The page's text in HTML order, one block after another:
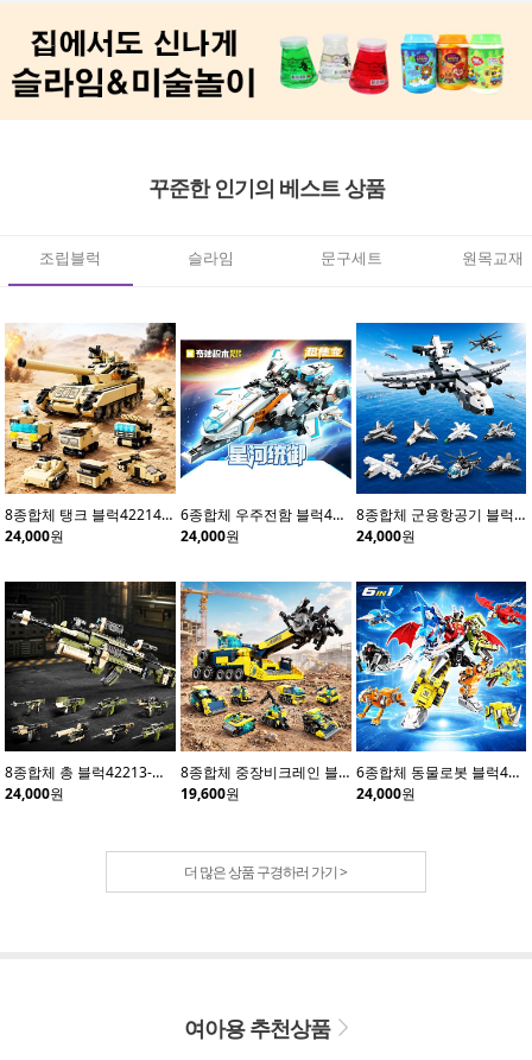
꾸준한 인기의 베스트 상품
조립블럭 슬라임 문구세트 원목교재
8종합체 탱크 블럭42214(8개입)
24,000원
6종합체 우주전함 블럭41113(6개입)
24,000원
8종합체 군용항공기 블럭42212(8개입)
24,000원
8종합체 총 블럭42213-카키(8개입)
24,000원
8종합체 중장비크레인 블럭42210(8개입)
19,600원
6종합체 동물로봇 블럭41114(6개입)
24,000원
더 많은 상품 구경하러 가기 >
여아용 추천상품